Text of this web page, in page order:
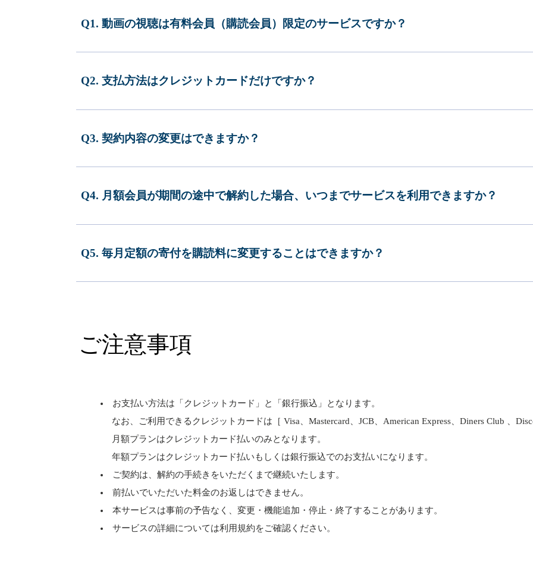
Q1. 動画の視聴は有料会員（購読会員）限定のサービスですか？
Q2. 支払方法はクレジットカードだけですか？
Q3. 契約内容の変更はできますか？
Q4. 月額会員が期間の途中で解約した場合、いつまでサービスを利用できますか？
Q5. 毎月定額の寄付を購読料に変更することはできますか？
ご注意事項
お支払い方法は「クレジットカード」と「銀行振込」となります。
なお、ご利用できるクレジットカードは［ Visa、Mastercard、JCB、American Express、Diners Club 、
月額プランはクレジットカード払いのみとなります。
年額プランはクレジットカード払いもしくは銀行振込でのお支払いになります。
ご契約は、解約の手続きをいただくまで継続いたします。
前払いでいただいた料金のお返しはできません。
本サービスは事前の予告なく、変更・機能追加・停止・終了することがあります。
サービスの詳細については利用規約をご確認ください。